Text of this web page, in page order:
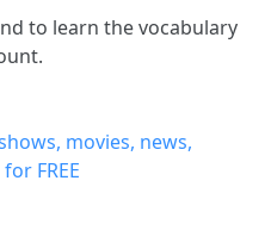
to learn the vocabulary